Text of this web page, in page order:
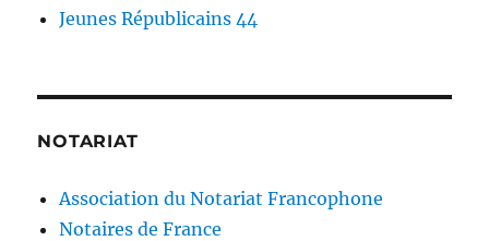
Jeunes Républicains 44
NOTARIAT
Association du Notariat Francophone
Notaires de France